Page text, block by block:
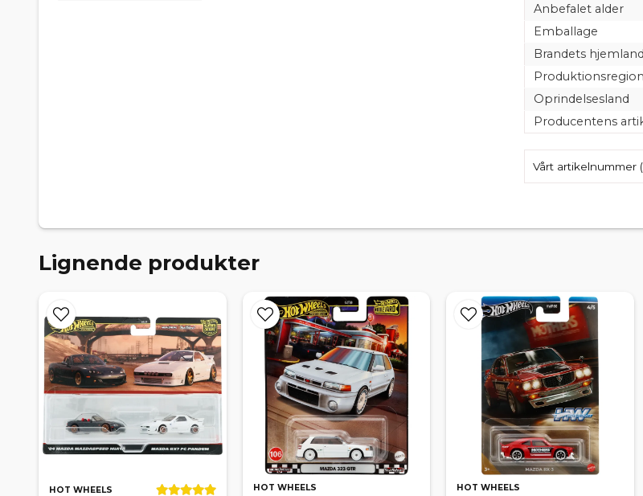
Anbefalet alder
Emballage
Brandets hjemland
Produktionsregion
Oprindelsesland
Producentens
Vårt artikelnummer
Lignende produkter
HOT WHEELS HOT WHEELS HOT WHEELS